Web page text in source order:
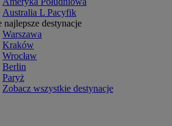
Australia L Pacyfik
najlepsze destynacje
Warszawa
Kraków
Wrocław
Berlin
Paryż
Zobacz wszystkie destynacje